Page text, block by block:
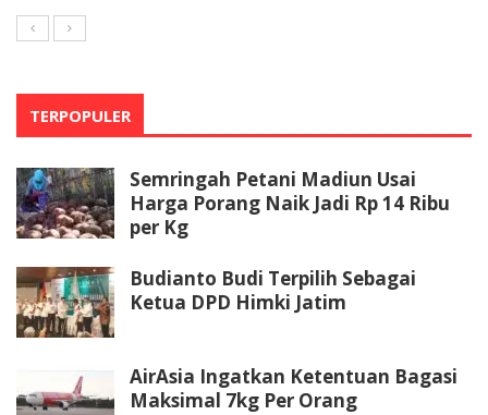
TERPOPULER
Semringah Petani Madiun Usai
Harga Porang Naik Jadi Rp 14 Ribu
per Kg
Budianto Budi Terpilih Sebagai
Ketua DPD Himki Jatim
AirAsia Ingatkan Ketentuan Bagasi
Maksimal 7kg Per Orang